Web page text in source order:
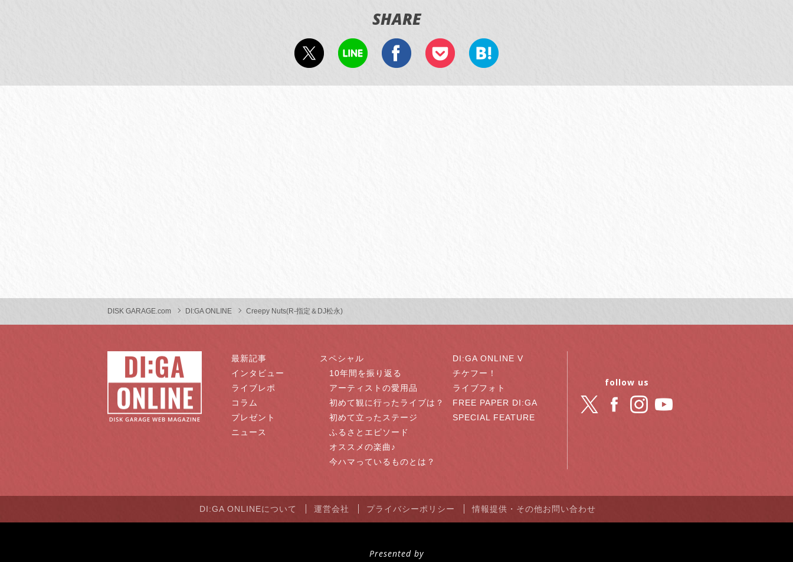
SHARE
DISK GARAGE.com DI:GA ONLINE Creepy Nuts(R-指定＆DJ松永)
最新記事
インタビュー
ライブレポ
コラム
プレゼント
ニュース
スペシャル
10年間を振り返る
アーティストの愛用品
初めて観に行ったライブは？
初めて立ったステージ
ふるさとエピソード
オススメの楽曲♪
今ハマっているものとは？
DI:GA ONLINE V
チケフー！
ライブフォト
FREE PAPER DI:GA
SPECIAL FEATURE
follow us
DI:GA ONLINEについて 運営会社 プライバシーポリシー 情報提供・その他お問い合わせ
Presented by